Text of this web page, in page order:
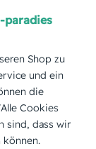
paradies
Shop zu
und ein
die
Cookies
sind, dass wir